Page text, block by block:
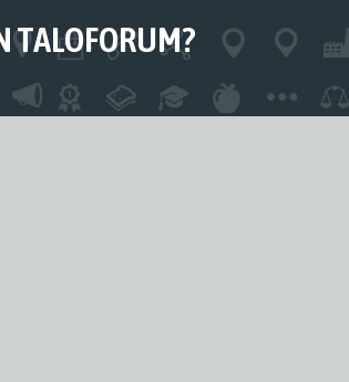
TALOFORUM?